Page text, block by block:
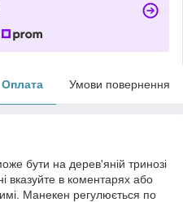
Оплата Умови повернення
бути на дерев'яній тринозі
вказуйте в коментарях або
Манекен регулюється по